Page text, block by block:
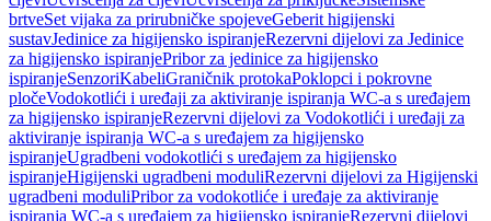
brtveSet vijaka za prirubničke spojeveGeberit higijenski
sustavJedinice za higijensko ispiranjeRezervni dijelovi za Jedinice
za higijensko ispiranjePribor za jedinice za higijensko
ispiranjeSenzoriKabeliGraničnik protokaPoklopci i pokrovne
pločeVodokotlići i uređaji za aktiviranje ispiranja WC-a s uređajem
za higijensko ispiranjeRezervni dijelovi za Vodokotlići i uređaji za
aktiviranje ispiranja WC-a s uređajem za higijensko
ispiranjeUgradbeni vodokotlići s uređajem za higijensko
ispiranjeHigijenski ugradbeni moduliRezervni dijelovi za Higijenski
ugradbeni moduliPribor za vodokotliće i uređaje za aktiviranje
ispiranja WC-a s uređajem za higijensko ispiranjeRezervni dijelovi